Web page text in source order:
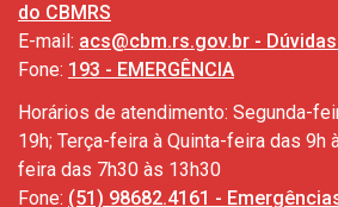
do CBMRS
E-mail: acs@cbm.rs.gov.br -
Fone: 193 - EMERGÊNCIA
Horários de atendimento: Segunda-
19h; Terça-feira à Quinta-feira das 9h
feira das 7h30 às 13h30
Fone: (51) 98682.4161 -